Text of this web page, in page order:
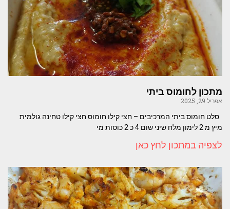
מתכון לחומוס ביתי
אפריל 29, 2025
סלט חומוס ביתי המרכיבים – חצי קילו חומוס חצי קילו טחינה גולמית
מיץ מ 2 לימון מלח שיני שום 4 כ 2 כוסות מי
לצפיה במתכון לחץ כאן